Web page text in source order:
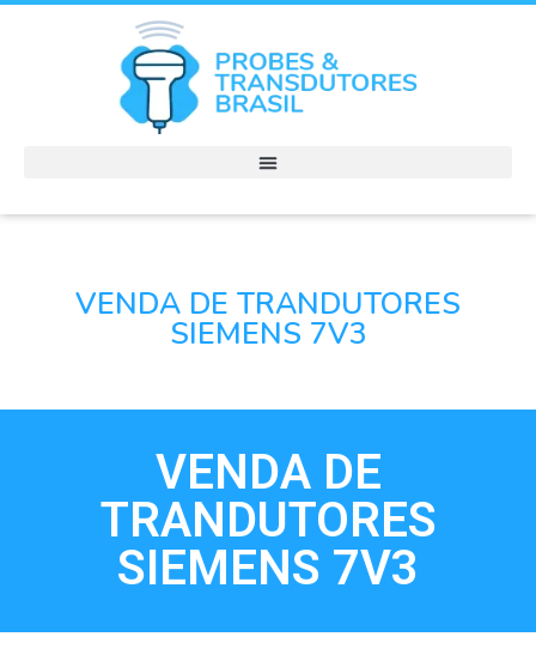
VENDA DE TRANDUTORES
SIEMENS 7V3
VENDA DE
TRANDUTORES
SIEMENS 7V3